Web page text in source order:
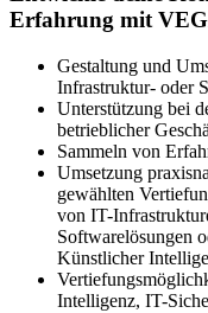
Erfahrung mit
Gestaltung und
Infrastruktur- oder
Unterstützung bei
betrieblicher
Sammeln von
Umsetzung
gewählten
von IT-
Softwarelösungen
Künstlicher
Intelligenz, IT-